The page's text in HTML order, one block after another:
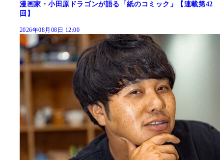
漫画家・小田原ドラゴンが語る「紙のコミック」【連載第42
回】
2026年08月08日 12:00